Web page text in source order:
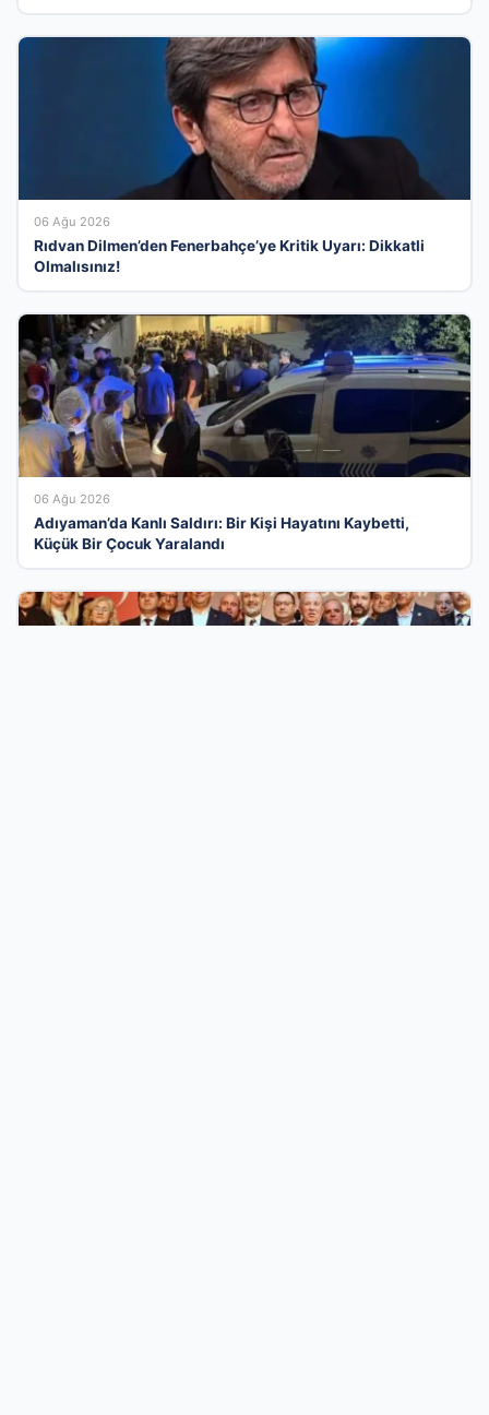
06 Ağu 2026
Rıdvan Dilmen’den Fenerbahçe’ye Kritik Uyarı: Dikkatli
Olmalısınız!
06 Ağu 2026
Adıyaman’da Kanlı Saldırı: Bir Kişi Hayatını Kaybetti,
Küçük Bir Çocuk Yaralandı